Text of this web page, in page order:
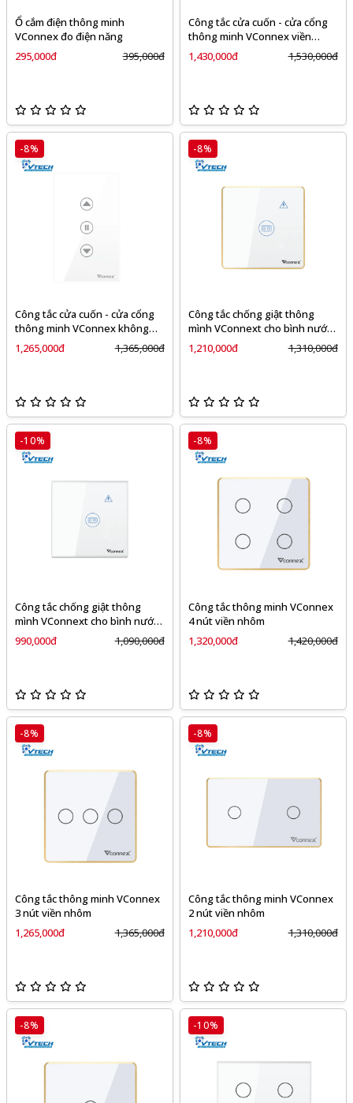
Ổ cắm điện thông minh
VConnex đo điện năng
295,000đ
395,000đ
Công tắc cửa cuốn - cửa cổng
thông minh VConnex viền
nhôm
1,430,000đ 1,530,000đ
-8%
Công tắc cửa cuốn - cửa cổng
thông minh VConnex không
viền trắng
1,265,000đ 1,365,000đ
-8%
Công tắc chống giật thông
mình VConnext cho bình nước
nóng viền nhôm
1,210,000đ 1,310,000đ
-10%
Công tắc chống giật thông
mình VConnext cho bình nước
nóng không viền
990,000đ 1,090,000đ
-8%
Công tắc thông minh VConnex
4 nút viền nhôm
1,320,000đ
1,420,000đ
-8%
Công tắc thông minh VConnex
3 nút viền nhôm
1,265,000đ
1,365,000đ
-8%
Công tắc thông minh VConnex
2 nút viền nhôm
1,210,000đ
1,310,000đ
-8% -10%